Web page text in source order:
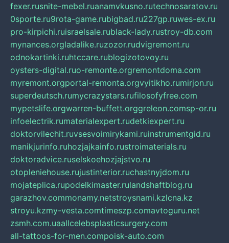
fexer.rusnite-mebel.ruanamvkusno.rutechnosaratov.ru
0sporte.ru9rota-game.rubigbad.ru227gp.ruwes-ex.ru
pro-kirpichi.ruisraelsale.rublack-lady.rustroy-db.com
mynances.orgladalike.ruzozor.rudvigremont.ru
odnokartinki.ruhtccare.rublogizotovoy.ru
oysters-digital.ruo-remonte.orgremontdoma.com
myremont.orgportal-remonta.orgvyitikho.rumirjon.ru
superdeutsch.rumycrazystars.rufilosofyfree.com
mypetslife.orgwarren-buffett.orggreleon.comsp-or.ru
infoelectrik.rumaterialexpert.rudetkiexpert.ru
doktorvilechit.ruvsesvoimirykami.ruinstrumentgid.ru
manikjurinfo.ruhozjajkainfo.rustroimaterials.ru
doktoradvice.ruselskoehozjajstvo.ru
otopleniehouse.rujustinterior.ruchastnyjdom.ru
mojateplica.rupodelkimaster.rulandshaftblog.ru
garazhov.commonamy.netstroysnami.kzlcna.kz
stroyu.kzmy-vesta.comtimeszp.comavtoguru.net
zsmh.com.uaallcelebsplasticsurgery.com
all-tattoos-for-men.compoisk-auto.com